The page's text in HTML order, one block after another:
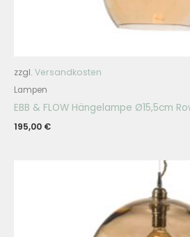
zzgl. Versandkosten
Lampen
EBB & FLOW Hängelampe Ø15,5cm
195,00 €